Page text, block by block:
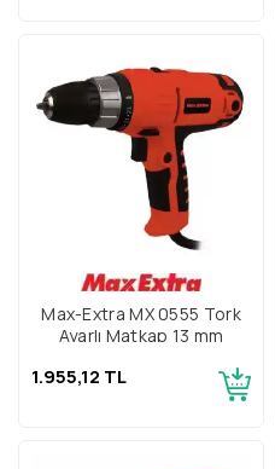
Max-Extra MX 0555 Tork
Ayarlı Matkap 13 mm
1.955,12 TL